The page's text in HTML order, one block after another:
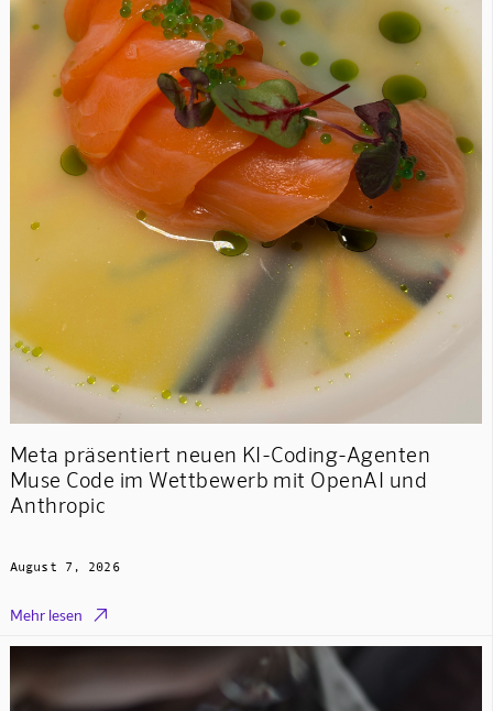
Meta präsentiert neuen KI-Coding-Agenten
Muse Code im Wettbewerb mit OpenAI und
Anthropic
August 7, 2026
Mehr lesen 